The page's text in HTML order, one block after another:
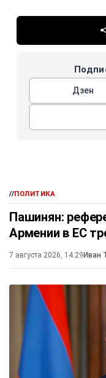
Дзен
//ПОЛИТИКА
Пашинян:
Армении в ЕС
7 августа 2026, 14:29Иван